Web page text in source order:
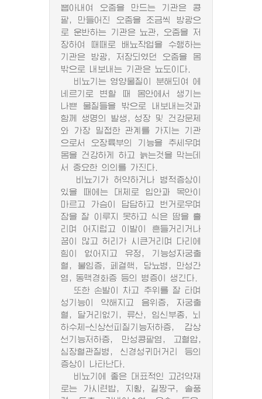
뽑아내여 오줌을 만드는 기관은 콩
팥, 만들어진 오줌을 조금씩 방광으
로 운반하는 기관은 뇨관, 오줌을 저
장하여 때때로 배뇨작업을 수행하는
기관은 방광, 저장되였던 오줌을 몸
밖으로 내보내는 기관은 뇨도이다.
비뇨기는 영양물질이 분해되여 에
네르기로 변할 때 몸안에서 생기는
나쁜 물질들을 밖으로 내보내는것과
함께 생명의 발생, 성장 및 건강문제
와 가장 밀접한 관계를 가지는 기관
으로서 오장륙부의 기능을 추세우며
몸을 건강하게 하고 늙는것을 막는데
서 중요한 의의를 가진다.
비뇨기가 허약하거나 병적증상이
있을 때에는 대체로 입안과 목안이
마르고 가슴이 답답하고 번거로우며
잠을 잘 이루지 못하고 식은 땀을 흘
리며 어지럽고 이발이 흔들거리거나
꿈이 많고 허리가 시큰거리며 다리에
힘이 없어지고 유정, 기능성자궁출
혈, 불임증, 페결핵, 당뇨병, 만성간
염, 동맥경화증 등의 병증이 생긴다.
또한 손발이 차고 추위를 잘 타며
성기능이 약해지고 음위증, 자궁출
혈, 달거리없기, 류산, 임신부종, 뇌
하수체-신상선피질기능저하증, 갑상
선기능저하증, 만성콩팥염, 고혈압,
심장혈관질병, 신경성귀머거리 등의
증상이 나타난다.
비뇨기에 좋은 대표적인 고려약재
로는 가시련밥, 지황, 길짱구, 솔풍